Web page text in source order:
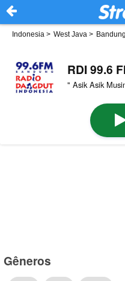
Indonesia > West Java > Bandung
RDI 99.6
" Asik Asik
Gêneros